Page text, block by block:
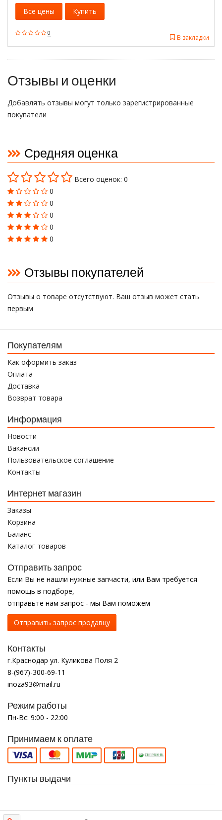
0
В закладки
Все цены Купить
Отзывы и оценки
Добавлять отзывы могут только зарегистрированные
покупатели
Средняя оценка
Всего оценок: 0
0
0
0
0
0
Отзывы покупателей
Отзывы о товаре отсутствуют. Ваш отзыв может стать
первым
Покупателям
Как оформить заказ
Оплата
Доставка
Возврат товара
Информация
Новости
Вакансии
Пользовательское соглашение
Контакты
Интернет магазин
Заказы
Корзина
Баланс
Каталог товаров
Отправить запрос
Если Вы не нашли нужные запчасти, или Вам требуется
помощь в подборе,
отправьте нам запрос - мы Вам поможем
Отправить запрос продавцу
Контакты
г.Краснодар ул. Куликова Поля 2
8-(967)-300-69-11
inoza93@mail.ru
Режим работы
Пн-Вс: 9:00 - 22:00
Принимаем к оплате
Пункты выдачи